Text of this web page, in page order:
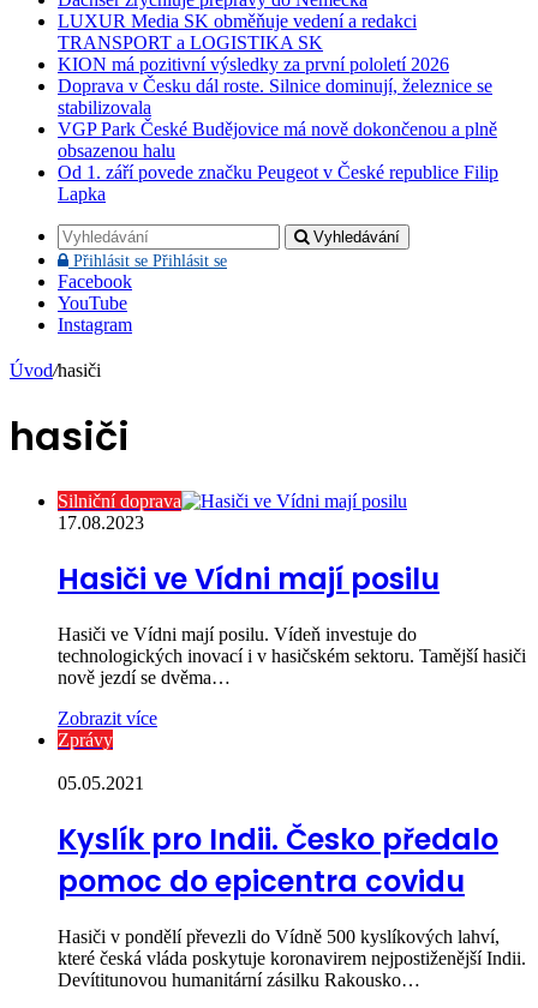
LUXUR Media SK obměňuje vedení a redakci
TRANSPORT a LOGISTIKA SK
KION má pozitivní výsledky za první pololetí 2026
Doprava v Česku dál roste. Silnice dominují, železnice se
stabilizovala
VGP Park České Budějovice má nově dokončenou a plně
obsazenou halu
Od 1. září povede značku Peugeot v České republice Filip
Lapka
Vyhledávání
Přihlásit se Přihlásit se
Facebook
YouTube
Instagram
Úvod/hasiči
hasiči
Silniční doprava
17.08.2023
Hasiči ve Vídni mají posilu
Hasiči ve Vídni mají posilu. Vídeň investuje do
technologických inovací i v hasičském sektoru. Tamější hasiči
nově jezdí se dvěma…
Zobrazit více
Zprávy
05.05.2021
Kyslík pro Indii. Česko předalo
pomoc do epicentra covidu
Hasiči v pondělí převezli do Vídně 500 kyslíkových lahví,
které česká vláda poskytuje koronavirem nejpostiženější Indii.
Devítitunovou humanitární zásilku Rakousko…